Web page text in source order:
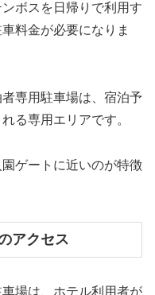
ボスを日帰りで利用す
料金が必要になりま
専用駐車場は、宿泊予
る専用エリアです。
ゲートに近いのが特徴
アクセス
場は、ホテル利用者が